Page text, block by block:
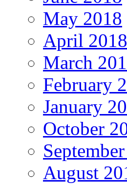
May 2018
April 2018
March
February
January
October
August